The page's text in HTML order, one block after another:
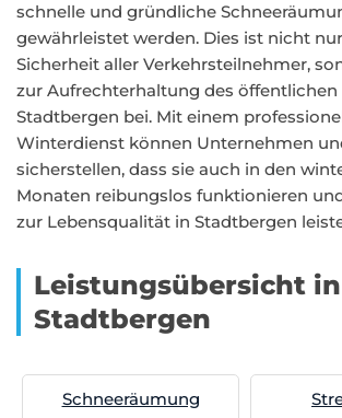
schnelle und gründliche
gewährleistet werden. Dies ist nicht
Sicherheit aller Verkehrsteilnehmer,
zur Aufrechterhaltung des öffentlichen
Stadtbergen bei. Mit einem
Winterdienst können Unternehmen
sicherstellen, dass sie auch in den
Monaten reibungslos funktionieren
zur Lebensqualität in Stadtbergen
Leistungsübersicht in
Stadtbergen
Schneeräumung